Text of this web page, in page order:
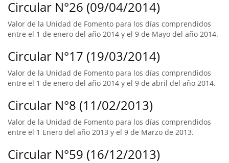
Circular N°26 (09/04/2014)
Valor de la Unidad de Fomento para los días comprendidos
entre el 1 de enero del año 2014 y el 9 de Mayo del año 2014.
Circular N°17 (19/03/2014)
Valor de la Unidad de Fomento para los días comprendidos
entre el 1 de enero del año 2014 y el 9 de abril del año 2014.
Circular N°8 (11/02/2013)
Valor de la Unidad de Fomento para los días comprendidos
entre el 1 Enero del año 2013 y el 9 de Marzo de 2013.
Circular N°59 (16/12/2013)